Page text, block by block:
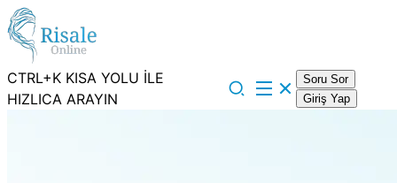
CTRL+K KISA YOLU İLE
HIZLICA ARAYIN
Soru Sor
Giriş Yap